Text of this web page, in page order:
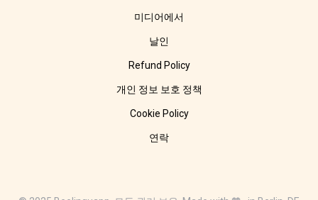
미디어에서
날인
Refund Policy
개인 정보 보호 정책
Cookie Policy
연락